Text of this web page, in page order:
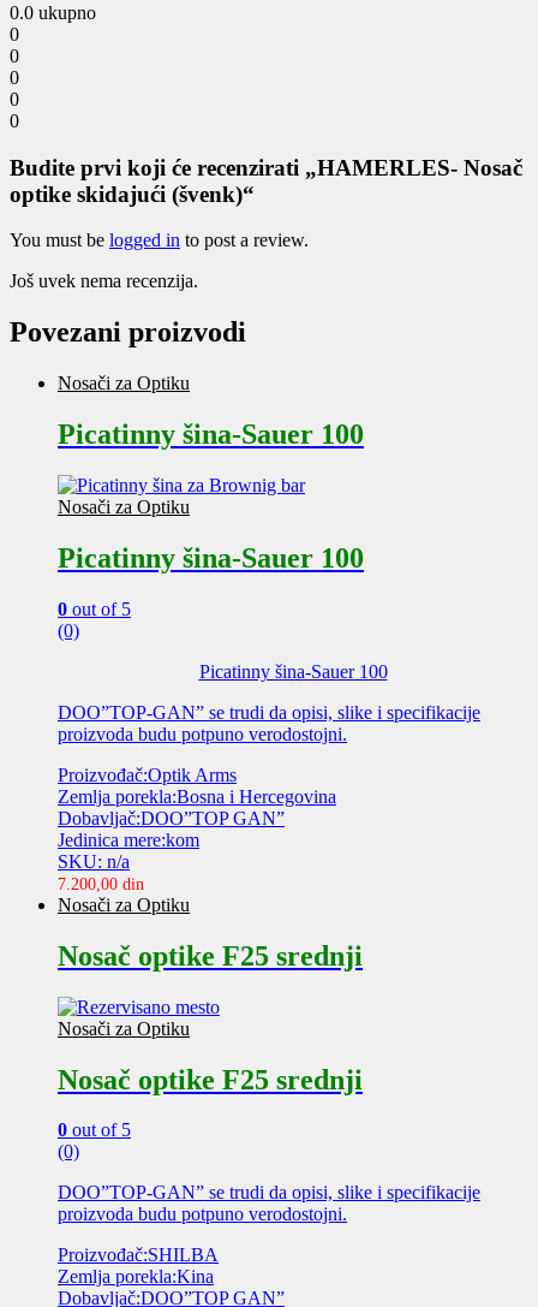
0.0 ukupno
0
0
0
0
0
Budite prvi koji će recenzirati „HAMERLES- Nosač
optike skidajući (švenk)“
You must be logged in to post a review.
Još uvek nema recenzija.
Povezani proizvodi
Nosači za Optiku
Picatinny šina-Sauer 100
Nosači za Optiku
Picatinny šina-Sauer 100
0 out of 5
(0)
Picatinny šina-Sauer 100
DOO”TOP-GAN” se trudi da opisi, slike i specifikacije
proizvoda budu potpuno verodostojni.
Proizvođač:Optik Arms
Zemlja porekla:Bosna i Hercegovina
Dobavljač:DOO”TOP GAN”
Jedinica mere:kom
SKU: n/a
7.200,00 din
Nosači za Optiku
Nosač optike F25 srednji
Nosači za Optiku
Nosač optike F25 srednji
0 out of 5
(0)
DOO”TOP-GAN” se trudi da opisi, slike i specifikacije
proizvoda budu potpuno verodostojni.
Proizvođač:SHILBA
Zemlja porekla:Kina
Dobavljač:DOO”TOP GAN”